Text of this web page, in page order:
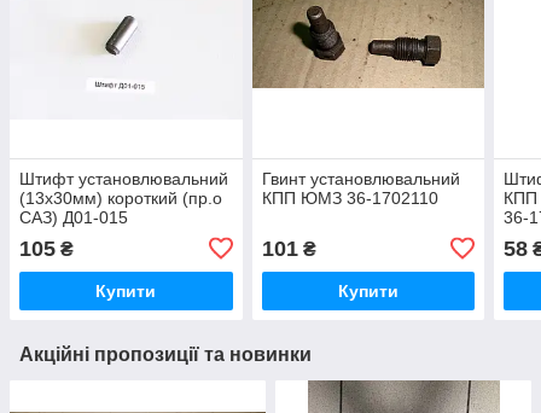
Штифт установлювальний
(13х30мм) короткий (пр.о
САЗ) Д01-015
105 ₴
Купити
Гвинт установлювальний
КПП ЮМЗ 36-1702110
101₴
Купити
КПП
36-
58
Акційні пропозиції та новинки